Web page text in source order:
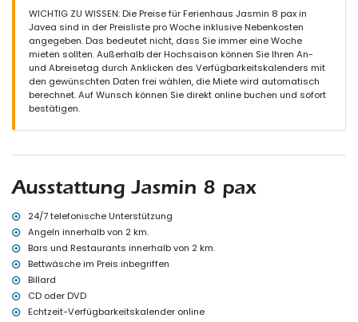
2 Badezimmer jeweils mit Einzelwaschbecken, Dusche und Toilette
Außenbereich dieses Ferienhauses
großes und eingezäuntes Grundstück
privater Pool mit den Maßen 12m x 6m und 2m Tiefe
wunderschöner Rasen mit Bäumen und Gartenmöbeln mit
Sonnenliegen
2 überdachte Terrassen
Außenküche und Grill
5 private Parkplätze
Weitere Informationen
nächster Ort: Jávea (innerhalb von 5 Kilometern von der
Unterkunft)
nächster Fluss oder Ufer: Mediterraneo, Jávea (innerhalb von 2
Kilometern von der Unterkunft)
der Unterkunft)
nächster Hafen: Canal de la Fontana (innerhalb von 2 Kilometern
von der Unterkunft)
nächster Park: Parque Pinosol, Jávea (innerhalb von 2 Kilometern
WICHTIG ZU WISSEN: Die Preise für Ferienhaus Jasmin 8 pax in
Javea sind in der Preisliste pro Woche inklusive Nebenkosten
angegeben. Das bedeutet nicht, dass Sie immer eine Woche
mieten sollten. Außerhalb der Hochsaison können Sie Ihren An-
und Abreisetag durch Anklicken des Verfügbarkeitskalenders mit
den gewünschten Daten frei wählen, die Miete wird automatisch
berechnet. Auf Wunsch können Sie direkt online buchen und sofort
bestätigen.
Ausstattung Jasmin 8 pax
24/7 telefonische Unterstützung
Angeln innerhalb von 2 km.
Bars und Restaurants innerhalb von 2 km.
Bettwäsche im Preis inbegriffen
Billard
CD oder DVD
Echtzeit-Verfügbarkeitskalender online